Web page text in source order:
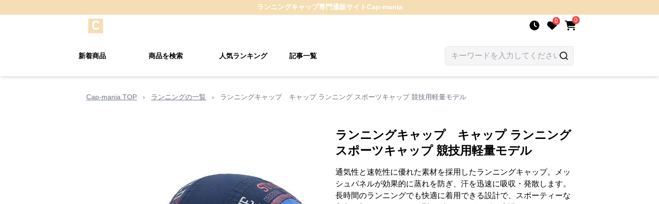
ランニングキャップ専門通販サイトCap-mania
0 0
新着商品 商品を検索 人気ランキング 記事一覧
Cap-mania TOP › ランニングの一覧 › ランニングキャップ キャップ ランニング スポーツキャップ 競技用軽量モデル
ランニングキャップ キャップ ランニング
スポーツキャップ 競技用軽量モデル
通気性と速乾性に優れた素材を採用したランニングキャップ。メッ
シュパネルが効果的に蒸れを防ぎ、汗を迅速に吸収・発散します。
長時間のランニングでも快適に着用できる設計で、スポーティーな